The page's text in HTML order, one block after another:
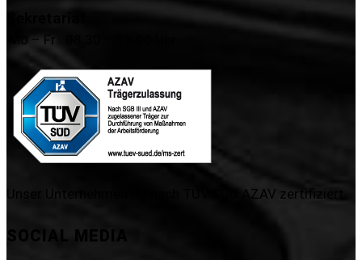
Mo – Fr
Unser Unternehmen ist nach TÜV SÜD AZAV zertifiziert.
SOCIAL MEDIA